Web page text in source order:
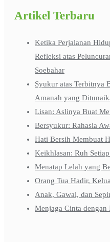
Artikel Terbaru
Ketika Perjalanan
Refleksi atas
Soebahar
Syukur atas Terbitnya
Amanah yang
Lisan: Aslinya Buat
Bersyukur: Rahasia
Hati Bersih Membuat
Keikhlasan: Ruh
Menatap Lelah yang
Orang Tua Hadir,
Anak, Gawai, dan
Menjaga Cinta dengan